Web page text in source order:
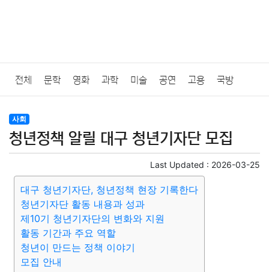
전체 문학 영화 과학 미술 공연 고용 국방
법률
질병 가요 방송 일상 주식 암호화폐 블록체인
결혼 육아 반려동물 패션 미용 증권
요리 상품리뷰 원예 금융 게임
대출 자동차 취미 여행
사회
청년정책 알릴 대구 청년기자단 모집
Last Updated : 2026-03-25
대구 청년기자단, 청년정책 현장 기록한다
청년기자단 활동 내용과 성과
제10기 청년기자단의 변화와 지원
활동 기간과 주요 역할
청년이 만드는 정책 이야기
모집 안내